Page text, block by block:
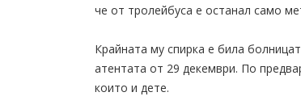
че от тролейбуса е останал само
Крайната му спирка е била
атентата от 29 декември. По
които и дете.